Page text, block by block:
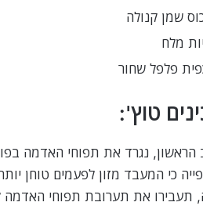
שמן קנולה
פלפל שחור
טוץ':
הראשון, נגרד את תפוחי האדמה
כי המעבד מזון לפעמים טוחן
תעבירו את תערובת תפוחי האדמה